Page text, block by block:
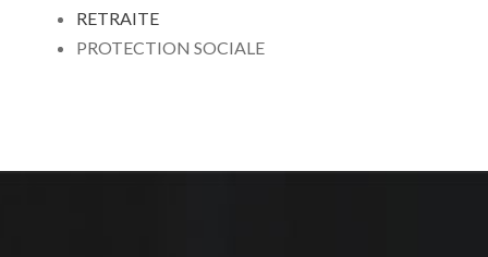
RETRAITE
PROTECTION SOCIALE